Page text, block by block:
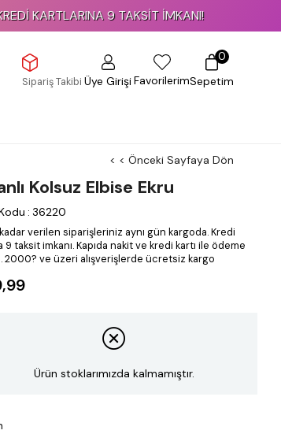
9 TAKSİT İMKANI!
Sipariş Takibi Üye GirişiFavorilerimSepetim
0
< < Önceki Sayfaya Dön
Kolsuz Elbise Ekru
: 36220
verilen siparişleriniz aynı gün kargoda. Kredi
9 taksit imkanı. Kapıda nakit ve kredi kartı ile ödeme
2000? ve üzeri alışverişlerde ücretsiz kargo
Ürün stoklarımızda kalmamıştır.